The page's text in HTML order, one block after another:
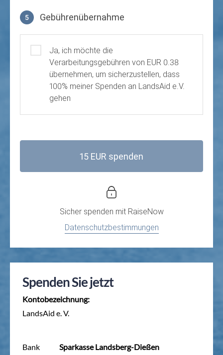
5 Gebührenübernahme
Ja, ich möchte die
Verarbeitungsgebühren von EUR 0.38
übernehmen, um sicherzustellen, dass
100% meiner Spenden an LandsAid e.V.
gehen
15 EUR spenden
Sicher spenden mit RaiseNow
Datenschutzbestimmungen
Spenden Sie jetzt
Kontobezeichnung:
LandsAid e. V.
Bank
Sparkasse Landsberg-Dießen